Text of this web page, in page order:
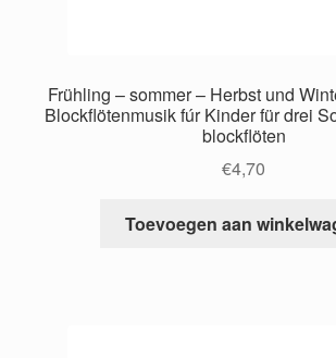
Frühling – sommer – Herbst und
Blockflötenmusik fúr Kinder für drei
blockflöten
€4,70
Toevoegen aan